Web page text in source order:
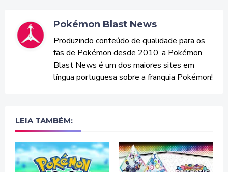
Pokémon Blast News
Produzindo conteúdo de qualidade para os
fãs de Pokémon desde 2010, a Pokémon
Blast News é um dos maiores sites em
língua portuguesa sobre a franquia Pokémon!
LEIA TAMBÉM: